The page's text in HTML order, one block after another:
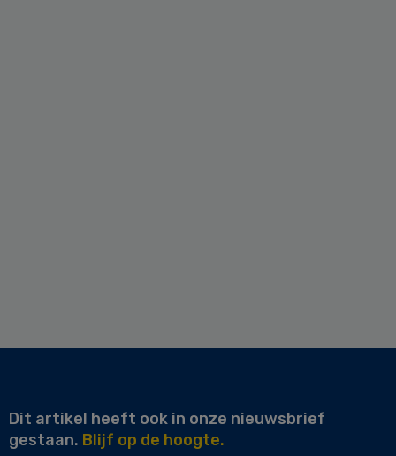
Dit artikel heeft ook in onze nieuwsbrief
gestaan. Blijf op de hoogte.